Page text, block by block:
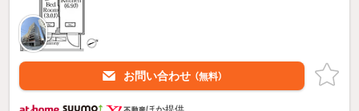
お問い合わせ （無料）